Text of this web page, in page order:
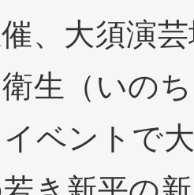
、大須演
生（いの
ベントで